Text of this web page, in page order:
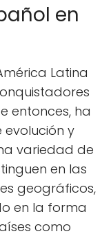
en
Latina
entonces, ha
y
variedad de
en las
geográficos,
en la forma
como